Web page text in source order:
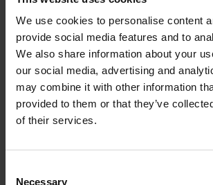
We use cookies to personalise content
provide social media features and to
We also share information about your
our social media, advertising and
may combine it with other information
provided to them or that they’ve
of their services.
Necessary
StateMonitor、PlantMonitor等软件：
Digital Shop Floor软件解决方案推进
转型。
StateMonitor和PlantMonitor：采集、
床数据
产状态。StateMonitor可采集、分析和
执行时间、PLC信号和其它机床相关数